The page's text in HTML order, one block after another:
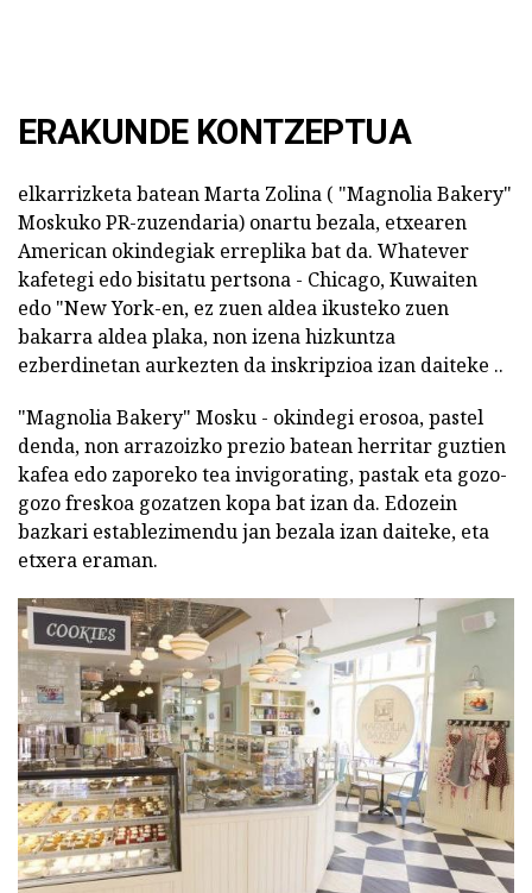
ERAKUNDE KONTZEPTUA
elkarrizketa batean Marta Zolina ( "Magnolia Bakery"
Moskuko PR-zuzendaria) onartu bezala, etxearen
American okindegiak erreplika bat da. Whatever
kafetegi edo bisitatu pertsona - Chicago, Kuwaiten
edo "New York-en, ez zuen aldea ikusteko zuen
bakarra aldea plaka, non izena hizkuntza
ezberdinetan aurkezten da inskripzioa izan daiteke ..
"Magnolia Bakery" Mosku - okindegi erosoa, pastel
denda, non arrazoizko prezio batean herritar guztien
kafea edo zaporeko tea invigorating, pastak eta gozo-
gozo freskoa gozatzen kopa bat izan da. Edozein
bazkari establezimendu jan bezala izan daiteke, eta
etxera eraman.